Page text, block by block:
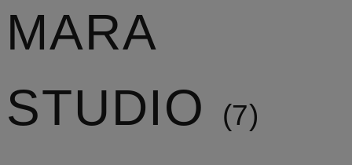
MARA
STUDIO
7